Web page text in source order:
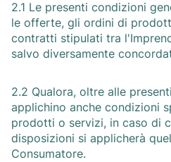
2.1 Le presenti condizioni
le offerte, gli ordini di
contratti stipulati tra
salvo diversamente
2.2 Qualora, oltre alle
applichino anche condizioni
prodotti o servizi, in caso di
disposizioni si applicherà
Consumatore.